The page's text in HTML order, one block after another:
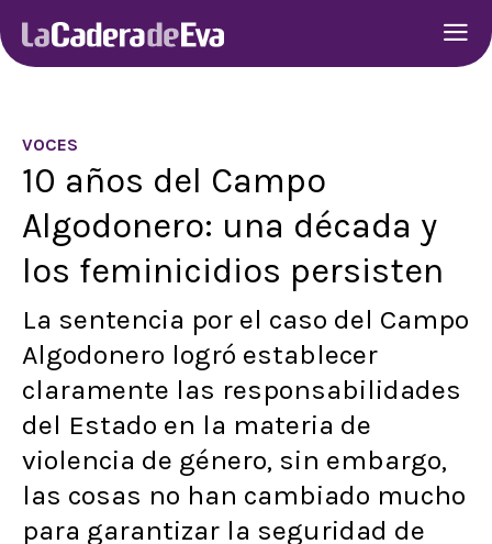
VOCES
10 años del Campo
Algodonero: una década y
los feminicidios persisten
La sentencia por el caso del Campo
Algodonero logró establecer
claramente las responsabilidades
del Estado en la materia de
violencia de género, sin embargo,
las cosas no han cambiado mucho
para garantizar la seguridad de